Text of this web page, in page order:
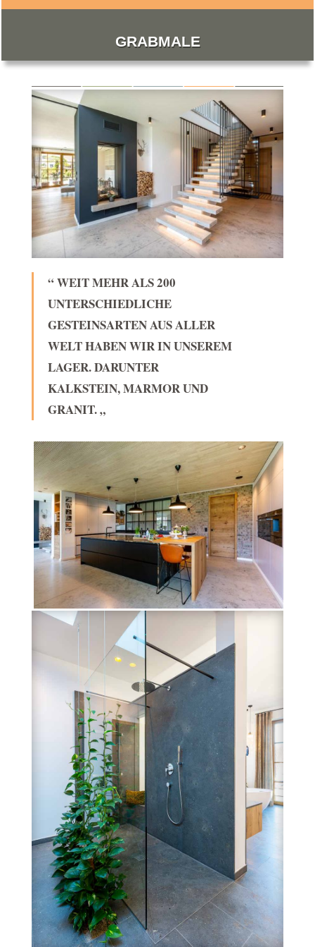
GRABMALE
“ WEIT MEHR ALS 200
UNTERSCHIEDLICHE
GESTEINSARTEN AUS ALLER
WELT HABEN WIR IN UNSEREM
LAGER. DARUNTER
KALKSTEIN, MARMOR UND
GRANIT. „